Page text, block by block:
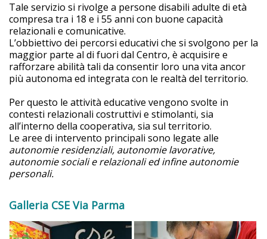
Tale servizio si rivolge a persone disabili adulte di età
compresa tra i 18 e i 55 anni con buone capacità
relazionali e comunicative.
L’obbiettivo dei percorsi educativi che si svolgono per la
maggior parte al di fuori dal Centro, è acquisire e
rafforzare abilità tali da consentir loro una vita ancor
più autonoma ed integrata con le realtà del territorio.
Per questo le attività educative vengono svolte in
contesti relazionali costruttivi e stimolanti, sia
all’interno della cooperativa, sia sul territorio.
Le aree di intervento principali sono legate alle
autonomie residenziali, autonomie lavorative,
autonomie sociali e relazionali ed infine autonomie
personali.
Galleria CSE Via Parma